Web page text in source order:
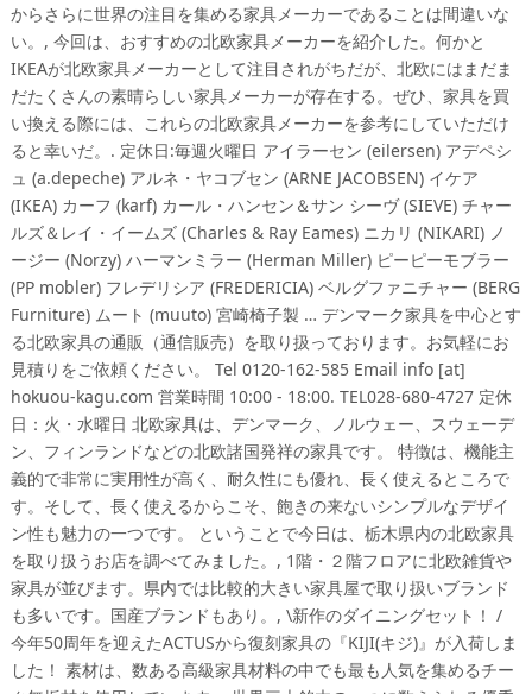
からさらに世界の注目を集める家具メーカーであることは間違いな
い。, 今回は、おすすめの北欧家具メーカーを紹介した。何かと
IKEAが北欧家具メーカーとして注目されがちだが、北欧にはまだま
だたくさんの素晴らしい家具メーカーが存在する。ぜひ、家具を買
い換える際には、これらの北欧家具メーカーを参考にしていただけ
ると幸いだ。. 定休日:毎週火曜日 アイラーセン (eilersen) アデペシ
ュ (a.depeche) アルネ・ヤコブセン (ARNE JACOBSEN) イケア
(IKEA) カーフ (karf) カール・ハンセン＆サン シーヴ (SIEVE) チャー
ルズ＆レイ・イームズ (Charles & Ray Eames) ニカリ (NIKARI) ノ
ージー (Norzy) ハーマンミラー (Herman Miller) ピーピーモブラー
(PP mobler) フレデリシア (FREDERICIA) ベルグファニチャー (BERG
Furniture) ムート (muuto) 宮崎椅子製 … デンマーク家具を中心とす
る北欧家具の通販（通信販売）を取り扱っております。お気軽にお
見積りをご依頼ください。 Tel 0120-162-585 Email info [at]
hokuou-kagu.com 営業時間 10:00 - 18:00. TEL028-680-4727 定休
日：火・水曜日 北欧家具は、デンマーク、ノルウェー、スウェーデ
ン、フィンランドなどの北欧諸国発祥の家具です。 特徴は、機能主
義的で非常に実用性が高く、耐久性にも優れ、長く使えるところで
す。そして、長く使えるからこそ、飽きの来ないシンプルなデザイ
ン性も魅力の一つです。 ということで今日は、栃木県内の北欧家具
を取り扱うお店を調べてみました。, 1階・２階フロアに北欧雑貨や
家具が並びます。県内では比較的大きい家具屋で取り扱いブランド
も多いです。国産ブランドもあり。, \新作のダイニングセット！ /
今年50周年を迎えたACTUSから復刻家具の『KIJI(キジ)』が入荷しま
した！ 素材は、数ある高級家具材料の中でも最も人気を集めるチー